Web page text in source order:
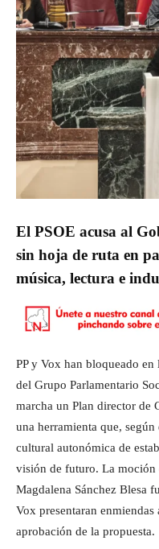
El PSOE acusa al
sin hoja de ruta en
música, lectura e
PP y Vox han bloqueado
del Grupo Parlamentario
marcha un Plan director de
una herramienta que,
cultural autonómica de
visión de futuro. La moción
Magdalena Sánchez Blesa
Vox presentaran
aprobación de la propuesta.